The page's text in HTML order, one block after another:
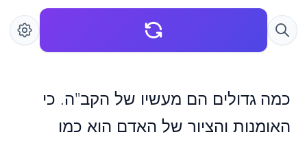
כמה גדולים הם מעשיו של הקב"ה. כי
האומנות והציור של האדם הוא כמו